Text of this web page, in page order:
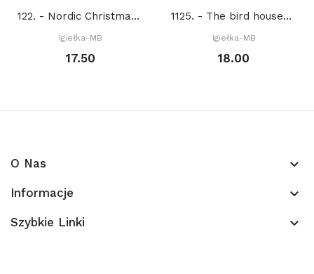
122. - Nordic Christmas set 14. (PDF)
Igiełka-MB
17.50
1125. - The bird houses (PDF)
Igiełka-MB
18.00
O Nas keyboard_arrow_down
Informacje keyboard_arrow_down
Szybkie Linki keyboard_arrow_down